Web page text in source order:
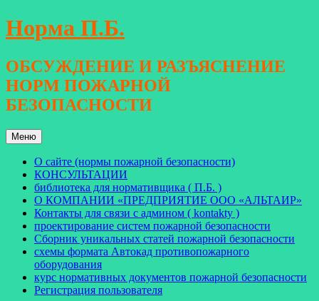
Перейти
к
Норма П.Б.
ОБСУЖДЕНИЕ И РАЗЪЯСНЕНИЕ
НОРМ ПОЖАРНОЙ
БЕЗОПАСНОСТИ
Меню
О сайте (нормы пожарной безопасности)
КОНСУЛЬТАЦИИ
библиотека для нормативщика ( П.Б. )
О КОМПАНИИ «ПРЕДПРИЯТИЕ ООО «АЛЬТАИР»
Контакты для связи с админом ( kontakty )
проектирование систем пожарной безопасности
Сборник уникальных статей пожарной безопасности
схемы формата Автокад противопожарного
оборудования
курс нормативных документов пожарной безопасности
Регистрация пользователя